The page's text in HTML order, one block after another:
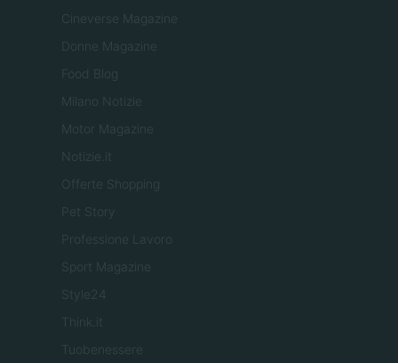
Cineverse Magazine
Donne Magazine
Food Blog
Milano Notizie
Motor Magazine
Notizie.it
Offerte Shopping
Pet Story
Professione Lavoro
Sport Magazine
Style24
Think.it
Tuobenessere